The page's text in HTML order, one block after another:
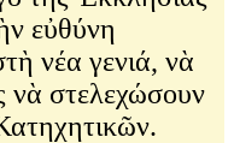
εὐθύνη
νέα γενιά, νὰ
νὰ στελεχώσουν